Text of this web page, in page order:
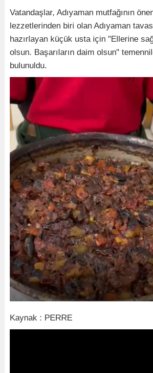
Vatandaşlar, Adıyaman mutfağının
lezzetlerinden biri olan Adıyaman
hazırlayan küçük usta için "Ellerine
olsun. Başarıların daim olsun"
bulunuldu.
Kaynak : PERRE